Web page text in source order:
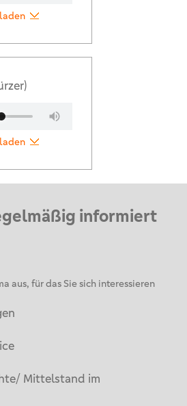
informiert
aus, für das Sie sich interessieren
Mittelstand im